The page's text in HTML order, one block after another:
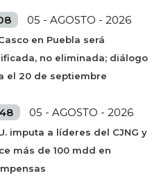
05 - AGOSTO - 2026
en Puebla será
no eliminada; diálogo
el 20 de septiembre
05 - AGOSTO - 2026
imputa a líderes del CJNG y
más de 100 mdd en